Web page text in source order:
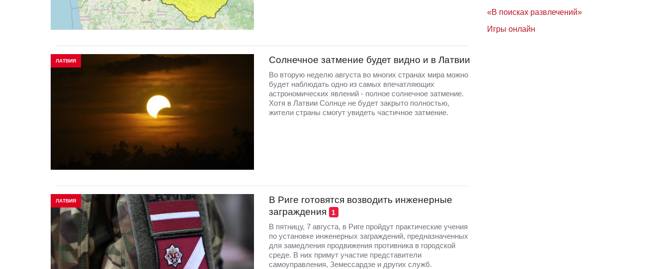
ЛАТВИЯ Солнечное затмение будет видно и в Латвии
Во вторую неделю августа во многих странах мира можно
будет наблюдать одно из самых впечатляющих
астрономических явлений - полное солнечное затмение.
Хотя в Латвии Солнце не будет закрыто полностью,
жители страны смогут увидеть частичное затмение.
ЛАТВИЯ
В Риге готовятся возводить инженерные
заграждения
1
В пятницу, 7 августа, в Риге пройдут практические учения
по установке инженерных заграждений, предназначенных
для замедления продвижения противника в городской
среде. В них примут участие представители
самоуправления, Земессардзе и других служб.
«В поисках развлечений»
Игры онлайн